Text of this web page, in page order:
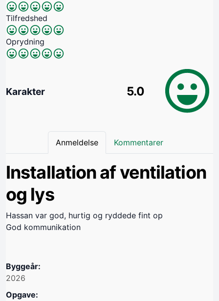
Tilfredshed
Oprydning
Karakter 5.0
Anmeldelse Kommentarer
Installation af ventilation
og lys
Hassan var god, hurtig og ryddede fint op
God kommunikation
Byggeår:
2026
Opgave: